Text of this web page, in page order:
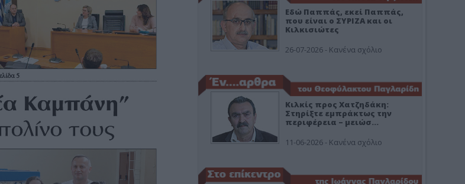
Εδώ Παππάς, εκεί Παππάς,
που είναι ο ΣΥΡΙΖΑ και οι
Κιλκισιώτες
26-07-2026 - Κανένα σχόλιο
Κιλκίς προς Χατζηδάκη:
Στηρίξτε εμπράκτως την
περιφέρεια – μειώσ…
11-06-2026 - Κανένα σχόλιο